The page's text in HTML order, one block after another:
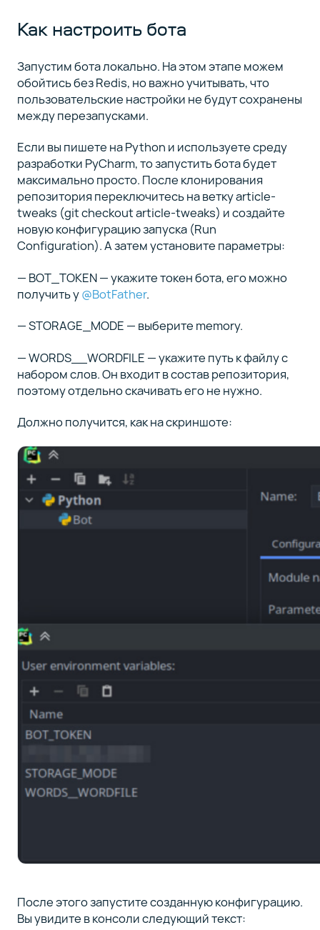
Как настроить бота
Запустим бота локально. На этом этапе можем
обойтись без Redis, но важно учитывать, что
пользовательские настройки не будут сохранены
между перезапусками.
Если вы пишете на Python и используете среду
разработки PyCharm, то запустить бота будет
максимально просто. После клонирования
репозитория переключитесь на ветку article-
tweaks (git checkout article-tweaks) и создайте
новую конфигурацию запуска (Run
Configuration). А затем установите параметры:
— BOT_TOKEN — укажите токен бота, его можно
получить у@BotFather.
— STORAGE_MODE — выберите memory.
— WORDS__WORDFILE — укажите путь к файлу с
набором слов. Он входит в состав репозитория,
поэтому отдельно скачивать его не нужно.
Должно получится, как на скриншоте:
После этого запустите созданную конфигурацию.
Вы увидите в консоли следующий текст: